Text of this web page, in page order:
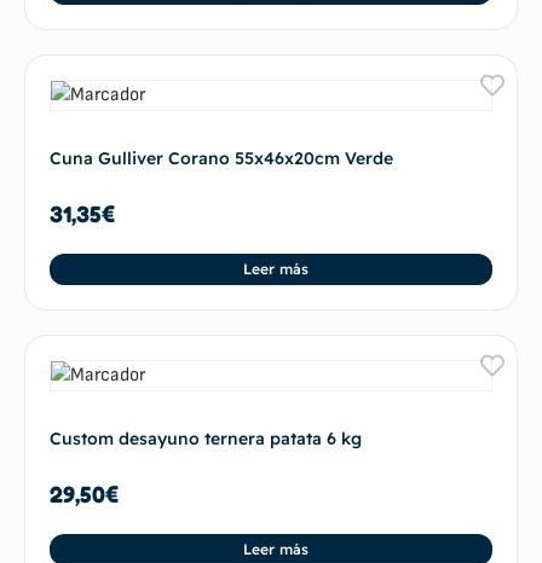
Cuna Gulliver Corano 55x46x20cm Verde
31,35€
Leer más
Custom desayuno ternera patata 6 kg
29,50€
Leer más